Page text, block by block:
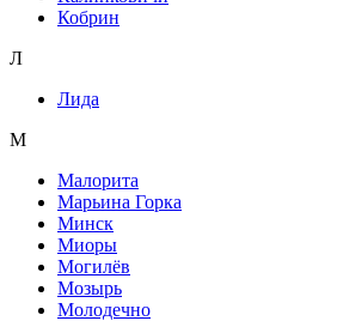
Кобрин
Л
Лида
М
Малорита
Марьина Горка
Минск
Миоры
Могилёв
Мозырь
Молодечно